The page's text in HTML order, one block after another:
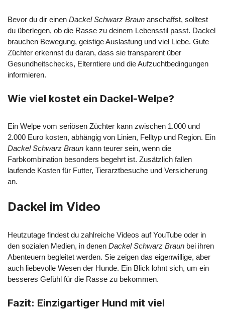
Bevor du dir einen Dackel Schwarz Braun anschaffst, solltest
du überlegen, ob die Rasse zu deinem Lebensstil passt. Dackel
brauchen Bewegung, geistige Auslastung und viel Liebe. Gute
Züchter erkennst du daran, dass sie transparent über
Gesundheitschecks, Elterntiere und die Aufzuchtbedingungen
informieren.
Wie viel kostet ein Dackel-Welpe?
Ein Welpe vom seriösen Züchter kann zwischen 1.000 und
2.000 Euro kosten, abhängig von Linien, Felltyp und Region. Ein
Dackel Schwarz Braun kann teurer sein, wenn die
Farbkombination besonders begehrt ist. Zusätzlich fallen
laufende Kosten für Futter, Tierarztbesuche und Versicherung
an.
Dackel im Video
Heutzutage findest du zahlreiche Videos auf YouTube oder in
den sozialen Medien, in denen Dackel Schwarz Braun bei ihren
Abenteuern begleitet werden. Sie zeigen das eigenwillige, aber
auch liebevolle Wesen der Hunde. Ein Blick lohnt sich, um ein
besseres Gefühl für die Rasse zu bekommen.
Fazit: Einzigartiger Hund mit viel